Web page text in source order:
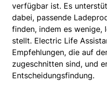
verfügbar ist. Es
dabei, passende
finden, indem es wenige,
stellt. Electric Life
Empfehlungen, die auf
zugeschnitten sind, und
Entscheidungsfindung.